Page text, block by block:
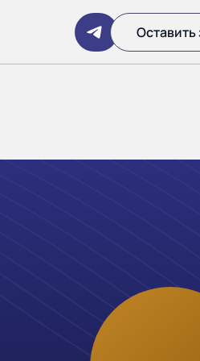
Написать
Оставить